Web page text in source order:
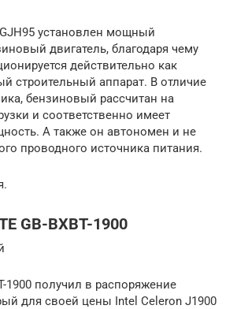
установлен мощный
двигатель, благодаря чему
действительно как
строительный аппарат. В отличие
бензиновый рассчитан на
и соответственно имеет
А также он автономен и не
проводного источника питания.
GB-BXBT-1900
1900 получил в распоряжение
для своей цены Intel Celeron J1900